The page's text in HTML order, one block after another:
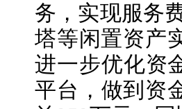
务，实现服务
塔等闲置资产
进一步优化资
平台，做到资